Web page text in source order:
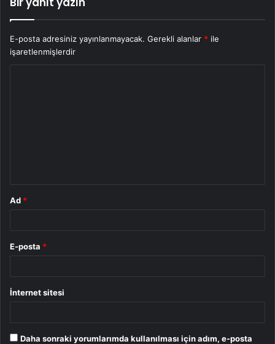
E-posta adresiniz yayınlanmayacak. Gerekli alanlar * ile
işaretlenmişlerdir
Ad *
E-posta *
İnternet sitesi
Daha sonraki yorumlarımda kullanılması için adım, e-posta